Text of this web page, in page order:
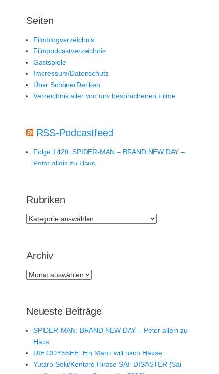
Seiten
Filmblogverzeichnis
Filmpodcastverzeichnis
Gastspiele
Impressum/Datenschutz
Über SchönerDenken
Verzeichnis aller von uns besprochenen Filme
RSS-Podcastfeed
Folge 1420: SPIDER-MAN – BRAND NEW DAY –
Peter allein zu Haus
Rubriken
Rubriken
Archiv
Archiv
Neueste Beiträge
SPIDER-MAN: BRAND NEW DAY – Peter allein zu
Haus
DIE ODYSSEE: Ein Mann will nach Hause
Yutaro Seki/Kentaro Hirase SAI: DISASTER (Sai